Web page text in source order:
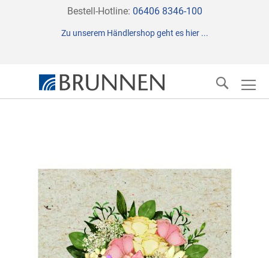
Direkt
Inhalt
Bestell-Hotline: 06406 8346-100
Zu unserem Händlershop geht es hier ...
Suche